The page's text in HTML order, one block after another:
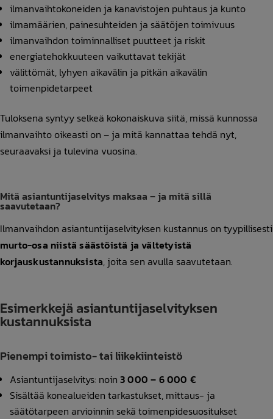
ilmanvaihtokoneiden ja kanavistojen puhtaus ja kunto
ilmamäärien, painesuhteiden ja säätöjen toimivuus
ilmanvaihdon toiminnalliset puutteet ja riskit
energiatehokkuuteen vaikuttavat tekijät
välittömät, lyhyen aikavälin ja pitkän aikavälin
toimenpidetarpeet
Tuloksena syntyy selkeä kokonaiskuva siitä, missä kunnossa
ilmanvaihto oikeasti on – ja mitä kannattaa tehdä nyt,
seuraavaksi ja tulevina vuosina.
Mitä asiantuntijaselvitys maksaa – ja mitä sillä
saavutetaan?
Ilmanvaihdon asiantuntijaselvityksen kustannus on tyypillisesti
murto-osa niistä säästöistä ja vältetyistä
korjauskustannuksista, joita sen avulla saavutetaan.
Esimerkkejä asiantuntijaselvityksen
kustannuksista
Pienempi toimisto- tai liikekiinteistö
Asiantuntijaselvitys: noin 3 000 – 6 000 €
Sisältää konealueiden tarkastukset, mittaus- ja
säätötarpeen arvioinnin sekä toimenpidesuositukset